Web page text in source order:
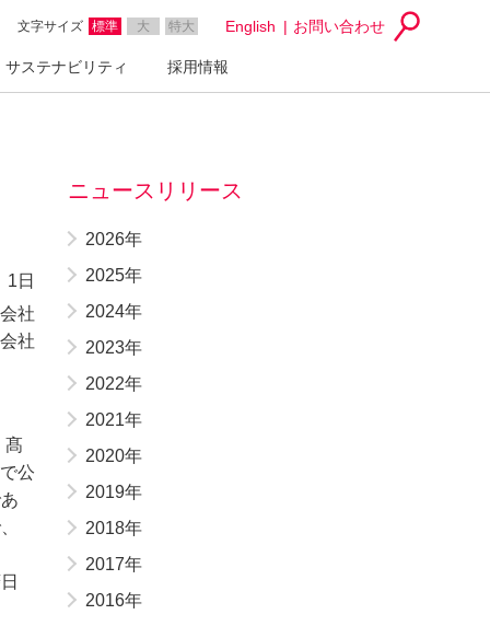
文字サイズ 標準 大 特大 English お問い合わせ
サステナビリティ 採用情報
1日
社
社
髙
公
ニュースリリース
2026年
2025年
2024年
2023年
2022年
2021年
2020年
2019年
2018年
2017年
2016年